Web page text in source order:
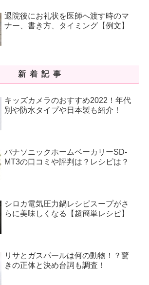
退院後にお礼状を医師へ渡す時のマ
ナー、書き方、タイミング【例文】
新着記事
キッズカメラのおすすめ2022！年代
別や防水タイプや日本製も紹介！
パナソニックホームベーカリーSD-
MT3の口コミや評判は？レシピは？
シロカ電気圧力鍋レシピスープがさ
らに美味しくなる【超簡単レシピ】
リサとガスパールは何の動物！？驚
きの正体と決め台詞も調査！